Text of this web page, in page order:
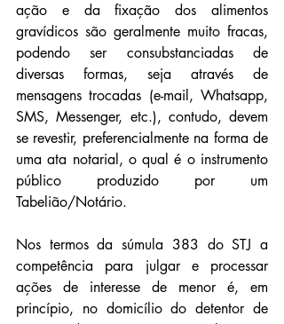
ação e da fixação dos alimentos
gravídicos são geralmente muito fracas,
podendo ser consubstanciadas de
diversas formas, seja através de
mensagens trocadas (e-mail, Whatsapp,
SMS, Messenger, etc.), contudo, devem
se revestir, preferencialmente na forma de
uma ata notarial, o qual é o instrumento
público produzido por um
Tabelião/Notário.
Nos termos da súmula 383 do STJ a
competência para julgar e processar
ações de interesse de menor é, em
princípio, no domicílio do detentor de